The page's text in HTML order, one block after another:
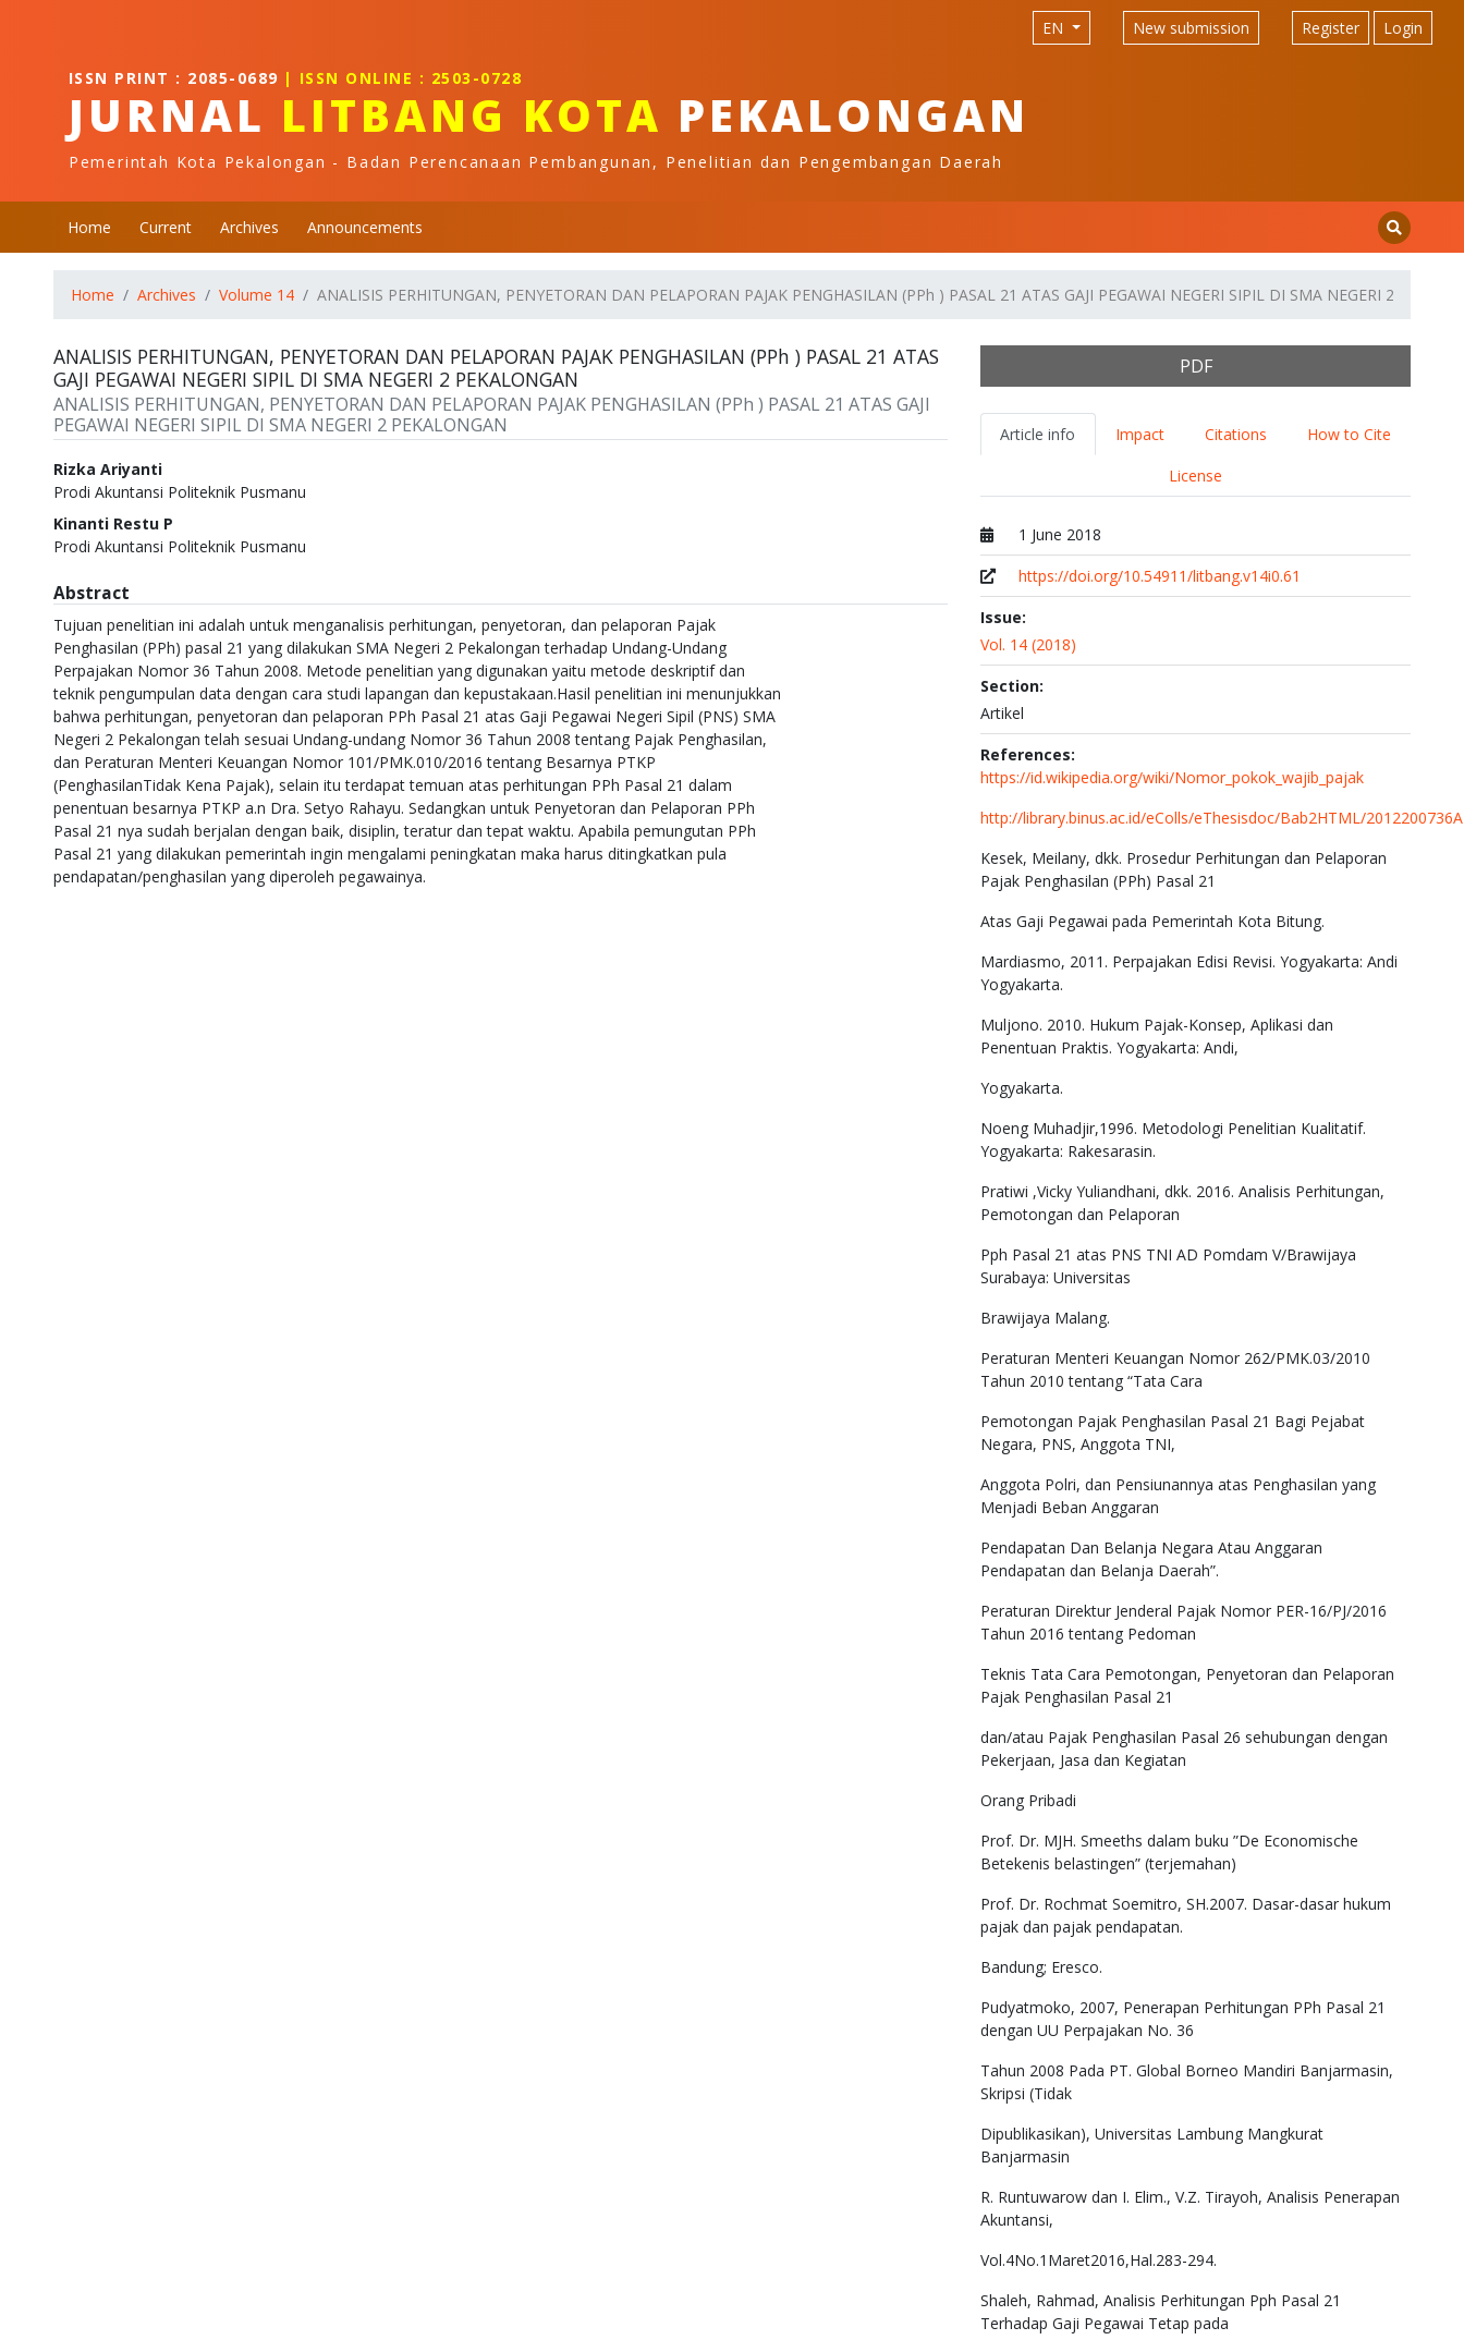
Sidebar
EN New submission Register Login
ISSN PRINT : 2085-0689 | ISSN ONLINE : 2503-0728
JURNAL LITBANG KOTA PEKALONGAN
Pemerintah Kota Pekalongan - Badan Perencanaan Pembangunan, Penelitian dan Pengembangan Daerah
Home Current Archives Announcements
Home Archives Volume 14 ANALISIS PERHITUNGAN, PENYETORAN DAN PELAPORAN PAJAK PENGHASILAN (PPh ) PASAL 21 ATAS GAJI PEGAWAI NEGERI SIPIL DI SMA NEGERI 2
ANALISIS PERHITUNGAN, PENYETORAN DAN PELAPORAN PAJAK PENGHASILAN (PPh ) PASAL 21 ATAS
GAJI PEGAWAI NEGERI SIPIL DI SMA NEGERI 2 PEKALONGAN
ANALISIS PERHITUNGAN, PENYETORAN DAN PELAPORAN PAJAK PENGHASILAN (PPh ) PASAL 21 ATAS GAJI
PEGAWAI NEGERI SIPIL DI SMA NEGERI 2 PEKALONGAN
Authors
Rizka Ariyanti
Prodi Akuntansi Politeknik Pusmanu
Kinanti Restu P
Prodi Akuntansi Politeknik Pusmanu
Abstract
Tujuan penelitian ini adalah untuk menganalisis perhitungan, penyetoran, dan pelaporan Pajak
Penghasilan (PPh) pasal 21 yang dilakukan SMA Negeri 2 Pekalongan terhadap Undang-Undang
Perpajakan Nomor 36 Tahun 2008. Metode penelitian yang digunakan yaitu metode deskriptif dan
teknik pengumpulan data dengan cara studi lapangan dan kepustakaan.Hasil penelitian ini menunjukkan
bahwa perhitungan, penyetoran dan pelaporan PPh Pasal 21 atas Gaji Pegawai Negeri Sipil (PNS) SMA
Negeri 2 Pekalongan telah sesuai Undang-undang Nomor 36 Tahun 2008 tentang Pajak Penghasilan,
dan Peraturan Menteri Keuangan Nomor 101/PMK.010/2016 tentang Besarnya PTKP
(PenghasilanTidak Kena Pajak), selain itu terdapat temuan atas perhitungan PPh Pasal 21 dalam
penentuan besarnya PTKP a.n Dra. Setyo Rahayu. Sedangkan untuk Penyetoran dan Pelaporan PPh
Pasal 21 nya sudah berjalan dengan baik, disiplin, teratur dan tepat waktu. Apabila pemungutan PPh
Pasal 21 yang dilakukan pemerintah ingin mengalami peningkatan maka harus ditingkatkan pula
pendapatan/penghasilan yang diperoleh pegawainya.
PDF
Article info Impact Citations
How to Cite
License
Published at
1 June 2018
https://doi.org/10.54911/litbang.v14i0.61
Issue:
Vol. 14 (2018)
Section:
Artikel
References:
https://id.wikipedia.org/wiki/Nomor_pokok_wajib_pajak
http://library.binus.ac.id/eColls/eThesisdoc/Bab2HTML/
Kesek, Meilany, dkk. Prosedur Perhitungan dan Pelaporan
Pajak Penghasilan (PPh) Pasal 21
Atas Gaji Pegawai pada Pemerintah Kota Bitung.
Mardiasmo, 2011. Perpajakan Edisi Revisi. Yogyakarta: Andi
Yogyakarta.
Muljono. 2010. Hukum Pajak-Konsep, Aplikasi dan
Penentuan Praktis. Yogyakarta: Andi,
Yogyakarta.
Noeng Muhadjir,1996. Metodologi Penelitian Kualitatif.
Yogyakarta: Rakesarasin.
Pratiwi ,Vicky Yuliandhani, dkk. 2016. Analisis Perhitungan,
Pemotongan dan Pelaporan
Pph Pasal 21 atas PNS TNI AD Pomdam V/Brawijaya
Surabaya: Universitas
Brawijaya Malang.
Peraturan Menteri Keuangan Nomor 262/PMK.03/2010
Tahun 2010 tentang “Tata Cara
Pemotongan Pajak Penghasilan Pasal 21 Bagi Pejabat
Negara, PNS, Anggota TNI,
Anggota Polri, dan Pensiunannya atas Penghasilan yang
Menjadi Beban Anggaran
Pendapatan Dan Belanja Negara Atau Anggaran
Pendapatan dan Belanja Daerah”.
Peraturan Direktur Jenderal Pajak Nomor PER-16/PJ/2016
Tahun 2016 tentang Pedoman
Teknis Tata Cara Pemotongan, Penyetoran dan Pelaporan
Pajak Penghasilan Pasal 21
dan/atau Pajak Penghasilan Pasal 26 sehubungan dengan
Pekerjaan, Jasa dan Kegiatan
Orang Pribadi
Prof. Dr. MJH. Smeeths dalam buku ”De Economische
Betekenis belastingen” (terjemahan)
Prof. Dr. Rochmat Soemitro, SH.2007. Dasar-dasar hukum
pajak dan pajak pendapatan.
Bandung; Eresco.
Pudyatmoko, 2007, Penerapan Perhitungan PPh Pasal 21
dengan UU Perpajakan No. 36
Tahun 2008 Pada PT. Global Borneo Mandiri Banjarmasin,
Skripsi (Tidak
Dipublikasikan), Universitas Lambung Mangkurat
Banjarmasin
R. Runtuwarow dan I. Elim., V.Z. Tirayoh, Analisis Penerapan
Akuntansi,
Vol.4No.1Maret2016,Hal.283-294.
Shaleh, Rahmad, Analisis Perhitungan Pph Pasal 21
Terhadap Gaji Pegawai Tetap pada